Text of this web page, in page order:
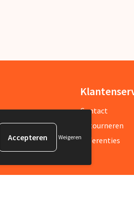
Contact
Retourneren
Referenties
Weigeren